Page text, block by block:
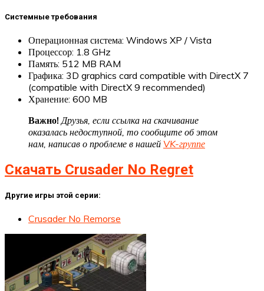
Системные требования
Операционная система: Windows XP / Vista
Процессор: 1.8 GHz
Память: 512 MB RAM
Графика: 3D graphics card compatible with DirectX 7
(compatible with DirectX 9 recommended)
Хранение: 600 MB
Важно! Друзья, если ссылка на скачивание
оказалась недоступной, то сообщите об этом
нам, написав о проблеме в нашей VK-группе
Скачать Crusader No Regret
Другие игры этой серии:
Crusader No Remorse